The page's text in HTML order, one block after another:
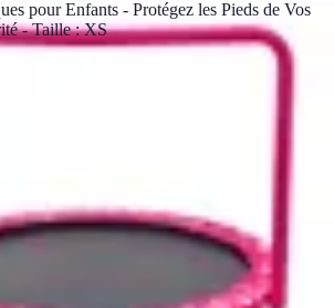
Techniques de PlongéeTutoriels